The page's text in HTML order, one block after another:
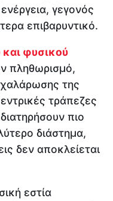
γεγονός
επιβαρυντικό.
και φυσικού
πληθωρισμό,
χαλάρωσης της
τράπεζες
πιο
διάστημα,
δεν αποκλείεται
εστία